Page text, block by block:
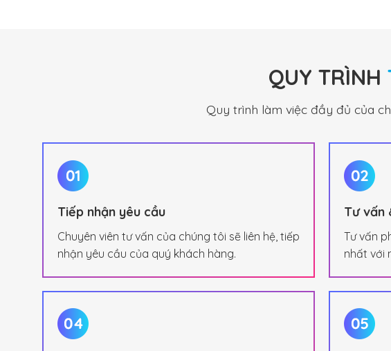
QUY TRÌNH
Quy trình làm việc đầy đủ của
Tiếp nhận yêu cầu
Chuyên viên tư vấn của chúng tôi sẽ liên hệ, tiếp
nhận yêu cầu của quý khách hàng.
Tư vấn
Tư vấn
nhất với